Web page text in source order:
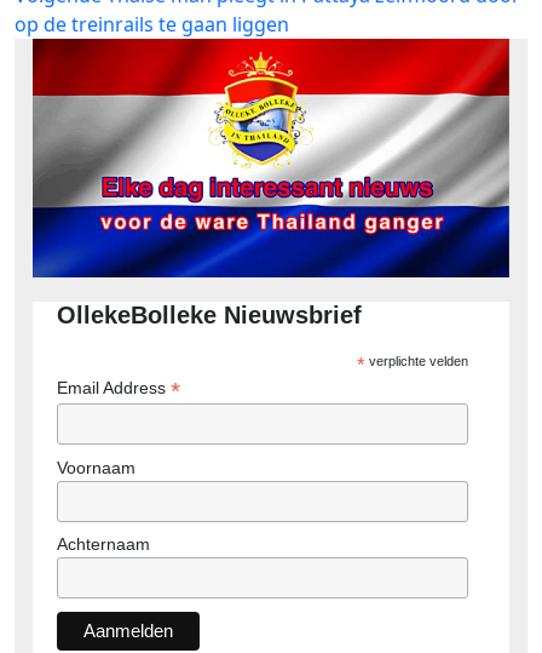
bericht:
op de treinrails te gaan liggen
OllekeBolleke Nieuwsbrief
*verplichte velden
Email Address *
Voornaam
Achternaam